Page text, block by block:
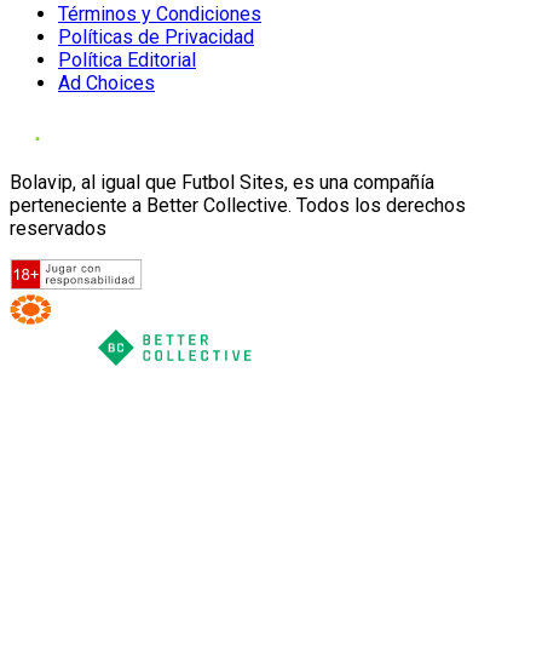
Términos y Condiciones
Políticas de Privacidad
Política Editorial
Ad Choices
Bolavip, al igual que Futbol Sites, es una compañía
perteneciente a Better Collective. Todos los derechos
reservados